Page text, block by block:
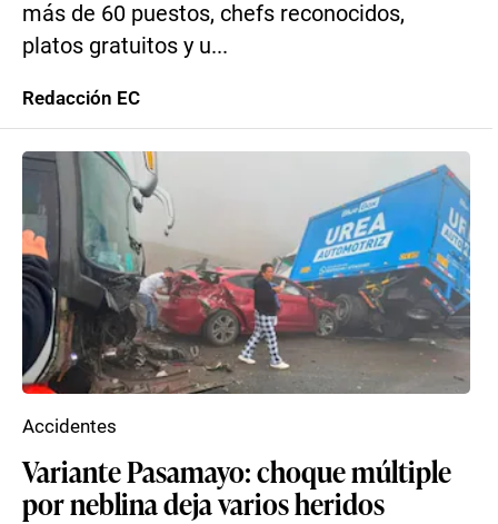
más de 60 puestos, chefs reconocidos,
platos gratuitos y u...
Redacción EC
Variante Pasamayo: choque múltiple
por neblina deja varios heridos
Accidentes